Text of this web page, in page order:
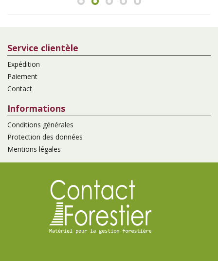
Service clientèle
Expédition
Paiement
Contact
Informations
Conditions générales
Protection des données
Mentions légales